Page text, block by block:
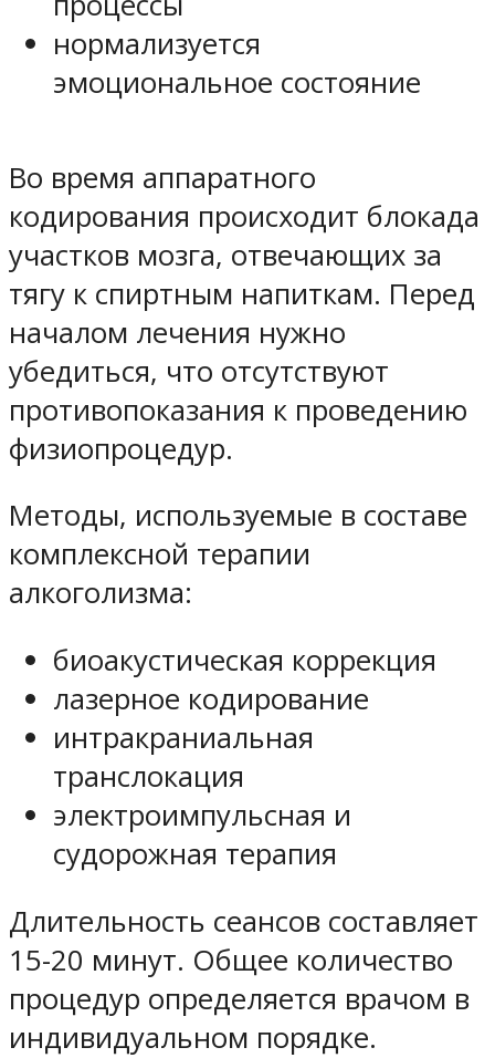
нормализуется
эмоциональное состояние
Во время аппаратного
кодирования происходит блокада
участков мозга, отвечающих за
тягу к спиртным напиткам. Перед
началом лечения нужно
убедиться, что отсутствуют
противопоказания к проведению
физиопроцедур.
Методы, используемые в составе
комплексной терапии
алкоголизма:
биоакустическая коррекция
лазерное кодирование
интракраниальная
транслокация
электроимпульсная и
судорожная терапия
Длительность сеансов составляет
15-20 минут. Общее количество
процедур определяется врачом в
индивидуальном порядке.